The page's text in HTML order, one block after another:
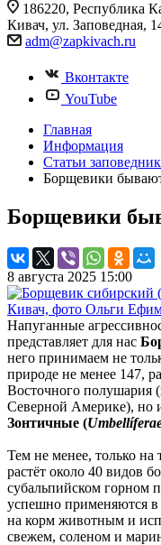
186220, Республика
Кивач, ул. Заповедная,
adm@zapkivach.ru
Вконтакте
YouTube
Главная
Информация
Статьи
Борщевики
Борщевики
8 августа 2025 15:00
Напуганные
представляет для нас
него принимаем не
природе не менее 147,
Восточного полушария
Северной Америке), но
Зонтичные (
Тем не менее, только
растёт около 40 видов
субальпийском горном
успешно применяются
на корм животным и
свежем, соленом и